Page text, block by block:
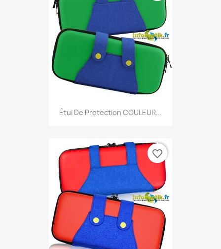
Étui De Protection COULEUR...
favorite_border